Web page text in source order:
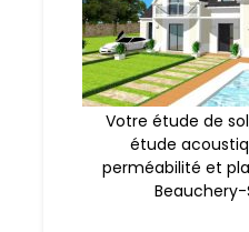
Votre étude de
étude
perméabilité et